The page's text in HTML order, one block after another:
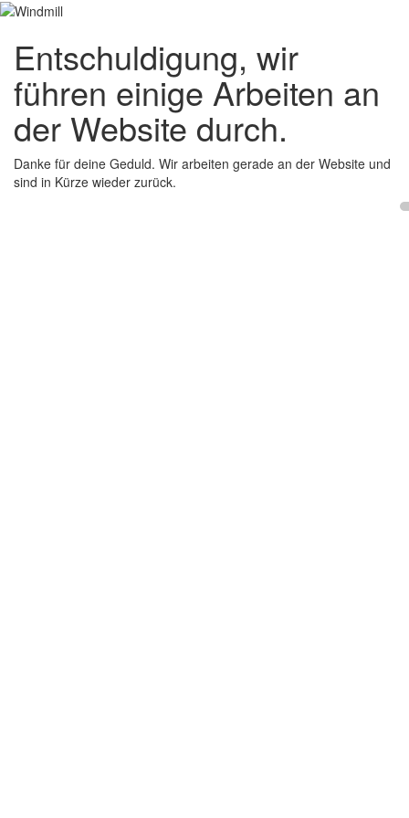
Entschuldigung, wir
führen einige Arbeiten an
der Website durch.
Danke für deine Geduld. Wir arbeiten gerade an der Website und
sind in Kürze wieder zurück.